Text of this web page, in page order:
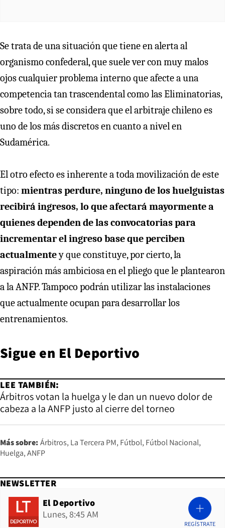
Se trata de una situación que tiene en alerta al
organismo confederal, que suele ver con muy malos
ojos cualquier problema interno que afecte a una
competencia tan trascendental como las Eliminatorias,
sobre todo, si se considera que el arbitraje chileno es
uno de los más discretos en cuanto a nivel en
Sudamérica.
El otro efecto es inherente a toda movilización de este
tipo: mientras perdure, ninguno de los huelguistas
recibirá ingresos, lo que afectará mayormente a
quienes dependen de las convocatorias para
incrementar el ingreso base que perciben
actualmentey que constituye, por cierto, la
aspiración más ambiciosa en el pliego que le plantearon
a la ANFP. Tampoco podrán utilizar las instalaciones
que actualmente ocupan para desarrollar los
entrenamientos.
Sigue en El Deportivo
LEE TAMBIÉN:
Árbitros votan la huelga y le dan un nuevo dolor de
cabeza a la ANFP justo al cierre del torneo
Más sobre: Árbitros La Tercera PM Fútbol Fútbol Nacional
Huelga ANFP
NEWSLETTER
El Deportivo
Lunes, 8:45 AM
REGÍSTRATE